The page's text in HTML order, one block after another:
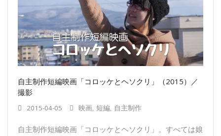
自主制作短編映画「コロッケとヘソクリ」（2015）／
撮影
2015-04-05 映画, 短編, 自主制作
自主制作短編映画「コロッケとヘソクリ」。すべては娘